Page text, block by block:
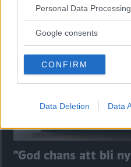
Please note that this website/
not limited to your visit or
use your data for below
consent section.
Personal Data
Google consents
CONFIRM
Data Deletion Data
”God chans att bli